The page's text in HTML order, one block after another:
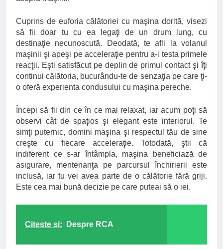
Cuprins de euforia călătoriei cu maşina dorită, visezi
să fii doar tu cu ea legaţi de un drum lung, cu
destinaţie necunoscută. Deodată, te afli la volanul
maşinii şi apeşi pe acceleraţie pentru a-i testa primele
reacţii. Eşti satisfăcut pe deplin de primul contact şi îţi
continui călătoria, bucurându-te de senzaţia pe care ţi-
o oferă experienta condusului cu maşina pereche.
Începi să fii din ce în ce mai relaxat, iar acum poţi să
observi cât de spaţios şi elegant este interiorul. Te
simţi puternic, domini maşina şi respectul tău de sine
creşte cu fiecare acceleraţie. Totodată, ştii că
indiferent ce s-ar întâmpla, maşina beneficiază de
asigurare, mentenanţa pe parcursul închirierii este
inclusă, iar tu vei avea parte de o călătorie fără griji.
Este cea mai bună decizie pe care puteai să o iei.
Citeste si: Despre RCA